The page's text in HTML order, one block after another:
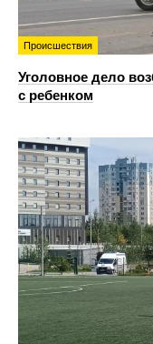
Происшествия
Уголовное дело
с ребенком